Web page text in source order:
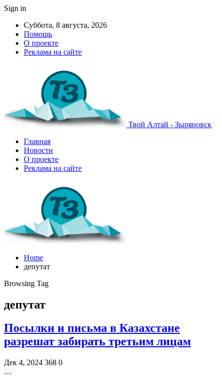
Sign in
Суббота, 8 августа, 2026
Помощь
О проекте
Реклама на сайте
Твой Алтай - Зыряновск
Главная
Новости
О проекте
Реклама на сайте
Home
депутат
Browsing Tag
депутат
Посылки и письма в Казахстане
разрешат забирать третьим лицам
Дек 4, 2024 368 0
…